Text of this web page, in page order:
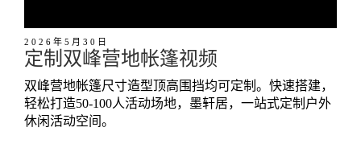
2026年5月30日
定制双峰营地帐篷视频
双峰营地帐篷尺寸造型顶高围挡均可定制。快速搭建，
轻松打造50-100人活动场地，墨轩居，一站式定制户外
休闲活动空间。